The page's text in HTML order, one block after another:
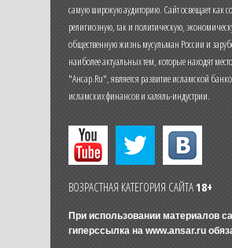
самую широкую аудиторию. Сайт освещает как
религиозную, так и политическую,
общественную жизнь мусульман России и
наиболее актуальных тем, которые находят
"Ансар.Ru", является развитие исламской
исламских финансов и халяль-индустрии.
ВОЗРАСТНАЯ КАТЕГОРИЯ САЙТА18+
При использовании материалов
гиперссылка на www.ansar.ru